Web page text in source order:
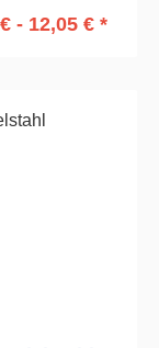
- 12,05 € *